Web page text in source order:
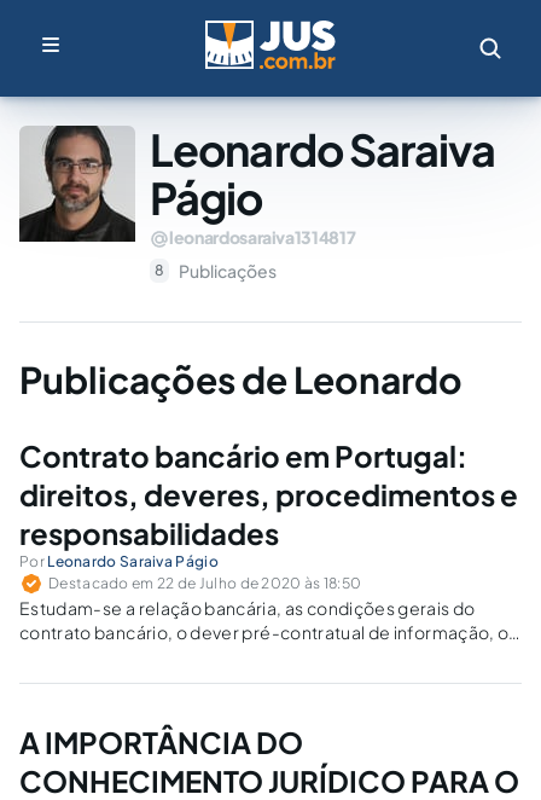
Leonardo Saraiva
Págio
leonardosaraiva1314817
8 Publicações
Publicações de Leonardo
Contrato bancário em Portugal:
direitos, deveres, procedimentos e
responsabilidades
Por Leonardo Saraiva Págio
Destacado em 22 de Julho de 2020 às 18:50
Estudam-se a relação bancária, as condições gerais do
contrato bancário, o dever pré-contratual de informação, o
bancária.
A IMPORTÂNCIA DO
CONHECIMENTO JURÍDICO PARA O